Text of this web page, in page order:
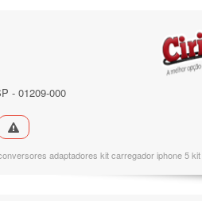
- 01209-000
adaptadores kit carregador iphone 5